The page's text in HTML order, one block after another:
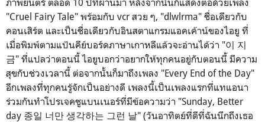
"Cruel Fairy Tale" พร้อมกับ vcr สวย ๆ, "dlwlrma" ชื่อเดียวกับ
คอนเสิร์ต และเป็นชื่อเดียวกับอินสตาแกรมแอคเค้าน์ของไอยู ที่
เมื่อพิมพ์ตามแป้นคีย์บอร์ดภาษาเกาหลีแล้วจะอ่านได้ว่า "이 지
금" ที่แปลว่าตอนนี้ ไอยูบอกว่าอยากให้ทุกคนอยู่กับตอนนี้ มีความ
สุขกับช่วงเวลานี้ ต่อจากนั้นก็มาถึงเพลง "Every End of the Day"
อีกเพลงที่ทุกคนรู้จักเป็นอย่างดี เพลงนี้เป็นเพลงแรกที่แทแอนา
ร่วมกันทำโปรเจคชูแบนเนอร์ที่มีข้อความว่า "Sunday, Better
day 종일 너만 생각하는 그런 날" (วันอาทิตย์ที่ดีที่ฉันนึกถึงเธอ